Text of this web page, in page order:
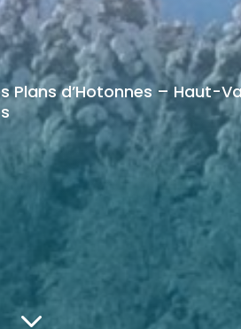
d’Hotonnes – Haut-
3